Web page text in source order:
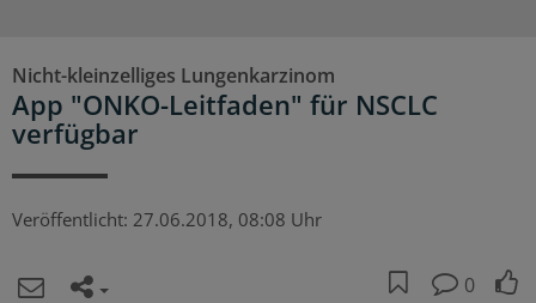
Nicht-kleinzelliges Lungenkarzinom
App "ONKO-Leitfaden" für NSCLC
verfügbar
Veröffentlicht: 27.06.2018, 08:08 Uhr
0